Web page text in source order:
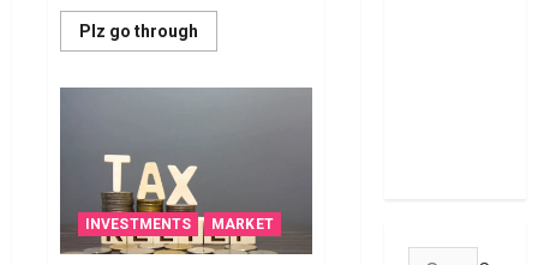
Plz go through
more
Pay
Income
Tax
INVESTMENTS MARKET